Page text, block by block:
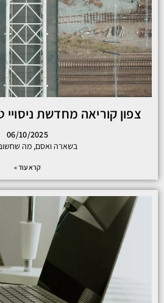
צפון קוריאה מחדשת ניסויי
06/10/2025
בשארה ואסם, מה
קרא עוד »